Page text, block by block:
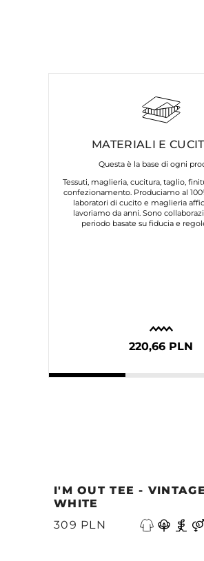
MATERIALI E
Questa è la base di ogni
Tessuti, maglieria, cucitura, taglio,
confezionamento. Produciamo al
laboratori di cucito e maglieria
lavoriamo da anni. Sono
periodo basate su fiducia e
220,66 PLN
I'M OUT TEE -
WHITE
309 PLN
Precedente